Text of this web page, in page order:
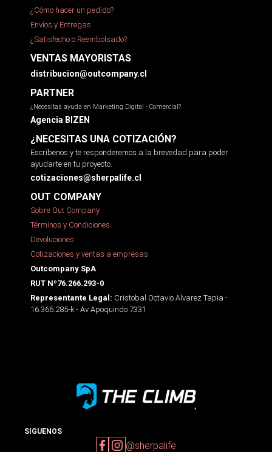
¿Cómo hacer un pedido?
Envíos y Entregas
¿Satisfecho o Reembolsado?
VENTAS MAYORISTAS
distribucion@outcompany.cl
PARTNER
¿Necesitas ayuda en Marketing Digital - Comercial?
Agencia BIZEN
¿NECESITAS UNA COTIZACIÓN?
Escríbenos y te responderemos a la brevedad para poder
ayudarte en tu proyecto.
cotizaciones@sherpalife.cl
OUT COMPANY
Sobre Out Company
Términos y Condiciones
Devoluciones
Cotizaciones y ventas a empresas
Outcompany SpA
RUT Nº76.266.293-0
Representante Legal: Cristobal Octavio Alvarez Tapia -
16.366.285-k - Av Apoquindo 7331
SIGUENOS
@sherpalife